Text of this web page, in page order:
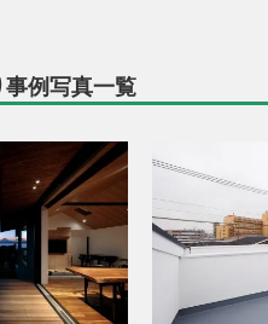
例写真一覧